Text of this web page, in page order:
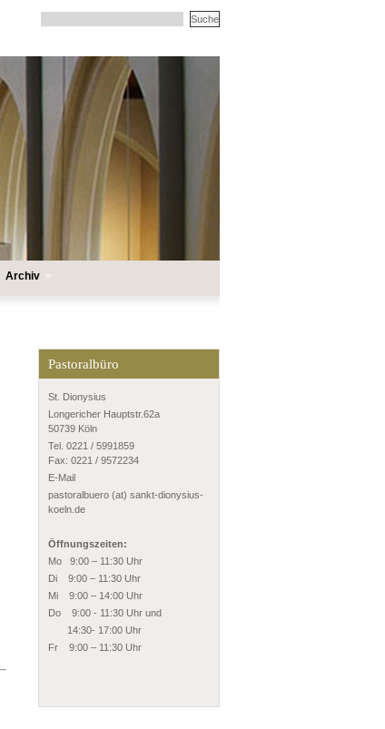
Archiv
Pastoralbüro
St. Dionysius
Longericher Hauptstr.62a
50739 Köln
Tel. 0221 / 5991859
Fax: 0221 / 9572234
E-Mail
pastoralbuero (at) sankt-dionysius-
koeln.de
Öffnungszeiten:
Mo 9:00 – 11:30 Uhr
Di 9:00 – 11:30 Uhr
Mi 9:00 – 14:00 Uhr
Do 9:00 - 11:30 Uhr und
14:30- 17:00 Uhr
Fr 9:00 – 11:30 Uhr